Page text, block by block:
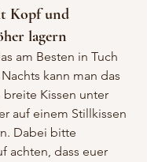
Kopf und
lagern
am Besten in Tuch
kann man das
Kissen unter
auf einem Stillkissen
Dabei bitte
achten, dass euer